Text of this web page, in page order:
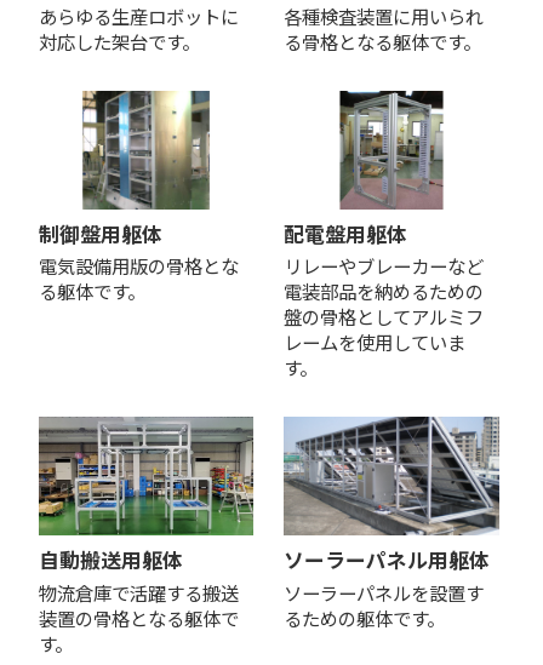
あらゆる生産ロボットに
対応した架台です。
各種検査装置に用いられ
る骨格となる躯体です。
制御盤用躯体
電気設備用版の骨格とな
る躯体です。
配電盤用躯体
リレーやブレーカーなど
電装部品を納めるための
盤の骨格としてアルミフ
レームを使用していま
す。
自動搬送用躯体
物流倉庫で活躍する搬送
装置の骨格となる躯体で
す。
ソーラーパネル用躯体
ソーラーパネルを設置す
るための躯体です。